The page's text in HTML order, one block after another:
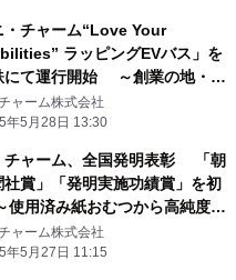
・チャーム“Love Your
ピングEVバス」を
にて運行開始 ～創業の地・愛
ら、共生社会と持続可能な未来
へ～
ャーム株式会社
年5月28日 13:30
チャーム、全国発明表彰 「朝
社賞」「発明実施功績賞」を初
使用済み紙おむつから高純度パ
再生する 技術の発明(特許第
号)～
ャーム株式会社
年5月27日 11:15